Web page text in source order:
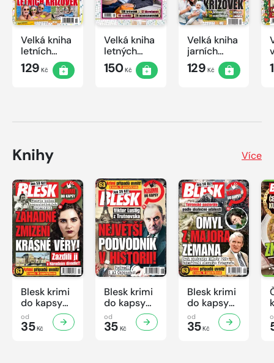
Velká kniha
letních
křížovek
2026
129 Kč
Velká kniha
letných
krížoviek s
TV JOJ
150Kč
Velká kniha
jarních
křížovek
2026
129 Kč
Knihy Více
Blesk krimi
do kapsy
č.7/2026
od
35Kč
Blesk krimi
do kapsy
č.6/2026
od
35Kč
Blesk krimi
do kapsy
č.5/2026
od
35Kč